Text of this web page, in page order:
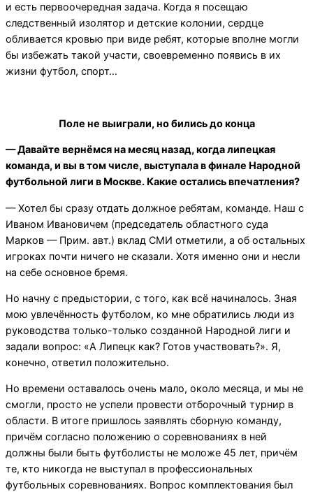
и есть первоочередная задача. Когда я посещаю
следственный изолятор и детские колонии, сердце
обливается кровью при виде ребят, которые вполне могли
бы избежать такой участи, своевременно появись в их
жизни футбол, спорт…
Поле не выиграли, но бились до конца
— Давайте вернёмся на месяц назад, когда липецкая
команда, и вы в том числе, выступала в финале Народной
футбольной лиги в Москве. Какие остались впечатления?
— Хотел бы сразу отдать должное ребятам, команде. Наш с
Иваном Ивановичем (председатель областного суда
Марков — Прим. авт.) вклад СМИ отметили, а об остальных
игроках почти ничего не сказали. Хотя именно они и несли
на себе основное бремя.
Но начну с предыстории, с того, как всё начиналось. Зная
мою увлечённость футболом, ко мне обратились люди из
руководства только-только созданной Народной лиги и
задали вопрос: «А Липецк как? Готов участвовать?». Я,
конечно, ответил положительно.
Но времени оставалось очень мало, около месяца, и мы не
смогли, просто не успели провести отборочный турнир в
области. В итоге пришлось заявлять сборную команду,
причём согласно положению о соревнованиях в ней
должны были быть футболисты не моложе 45 лет, причём
те, кто никогда не выступал в профессиональных
футбольных соревнованиях. Вопрос комплектования был